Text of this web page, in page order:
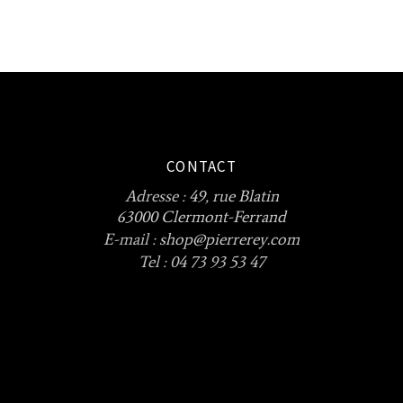
CONTACT
Adresse :49, rue Blatin
63000 Clermont-Ferrand
E-mail :shop@pierrerey.com
Tel : 04 73 93 53 47